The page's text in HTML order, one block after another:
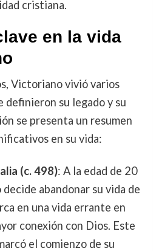
cristiana.
en la vida
Victoriano vivió varios
definieron su legado y su
se presenta un resumen
en su vida:
(c. 498): A la edad de 20
abandonar su vida de
en una vida errante en
conexión con Dios. Este
el comienzo de su